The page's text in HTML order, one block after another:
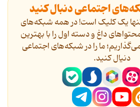
اجتماعی دنبال کنید
تنها یک کلیک است! در همه شبکه‌های
داغ و دسته اول را با بهترین
ما را در شبکه‌های اجتماعی
دنیال کنید.